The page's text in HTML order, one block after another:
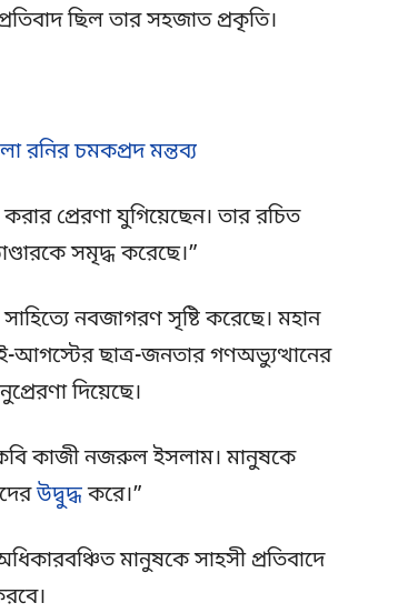
ছিল তার সহজাত প্রকৃতি।
রনির চমকপ্রদ মন্তব্য
প্রেরণা যুগিয়েছেন। তার রচিত
সমৃদ্ধ করেছে।”
নবজাগরণ সৃষ্টি করেছে। মহান
ছাত্র-জনতার গণঅভ্যুত্থানের
দিয়েছে।
কাজী নজরুল ইসলাম। মানুষকে
উদ্বুদ্ধকরে।”
মানুষকে সাহসী প্রতিবাদে